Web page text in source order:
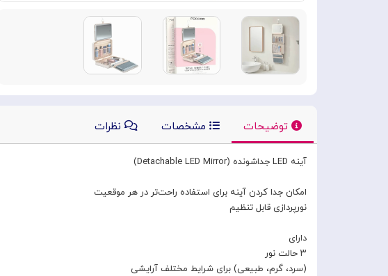
توضیحات مشخصات نظرات
آینه LED جداشونده (Detachable LED Mirror)
امکان جدا کردن آینه برای استفاده راحت‌تر در هر موقعیت
نورپردازی قابل تنظیم
دارای
۳ حالت نور
(سرد، گرم، طبیعی) برای شرایط مختلف آرایشی